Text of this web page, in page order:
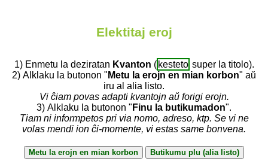
Elektitaj eroj
1) Enmetu la deziratan Kvanton ( kesteto super la titolo).
2) Alklaku la butonon " Metu la erojn en mian korbon" aŭ
iru al alia listo.
Vi ĉiam povas adapti kvantojn aŭ forigi erojn.
3) Alklaku la butonon " Finu la butikumadon".
Tiam ni informpetos pri via nomo, adreso, ktp. Se vi ne
volas mendi ion ĉi-momente, vi estas same bonvena.